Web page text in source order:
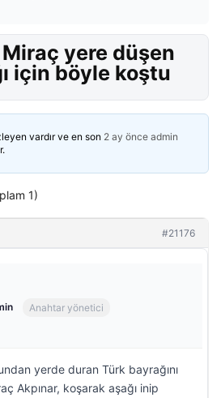
yere düşen
için böyle koştu
vardır ve en son 2 ay önce admin
1)
#21176
Anahtar yönetici
yerde duran Türk bayrağını
Akpınar, koşarak aşağı inip